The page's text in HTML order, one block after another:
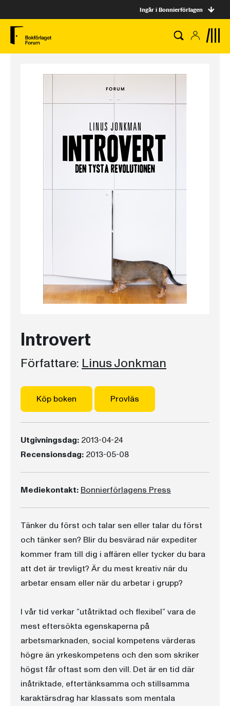
Ingår i Bonnierförlagen
Introvert
Författare: Linus Jonkman
Köp boken Provläs
Utgivningsdag: 2013-04-24
Recensionsdag: 2013-05-08
Mediekontakt: Bonnierförlagens Press
Tänker du först och talar sen eller talar du först
och tänker sen? Blir du besvärad när expediter
kommer fram till dig i affären eller tycker du bara
att det är trevligt? Är du mest kreativ när du
arbetar ensam eller när du arbetar i grupp?
I vår tid verkar ”utåtriktad och flexibel” vara de
mest eftersökta egenskaperna på
arbetsmarknaden, social kompetens värderas
högre än yrkeskompetens och den som skriker
högst får oftast som den vill. Det är en tid där
inåtriktade, eftertänksamma och stillsamma
karaktärsdrag har klassats som mentala